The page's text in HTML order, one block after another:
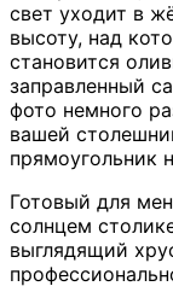
свет уходит в
высоту, над
становится
заправленный
фото немного
вашей
прямоугольник
Готовый для
солнцем
выглядящий